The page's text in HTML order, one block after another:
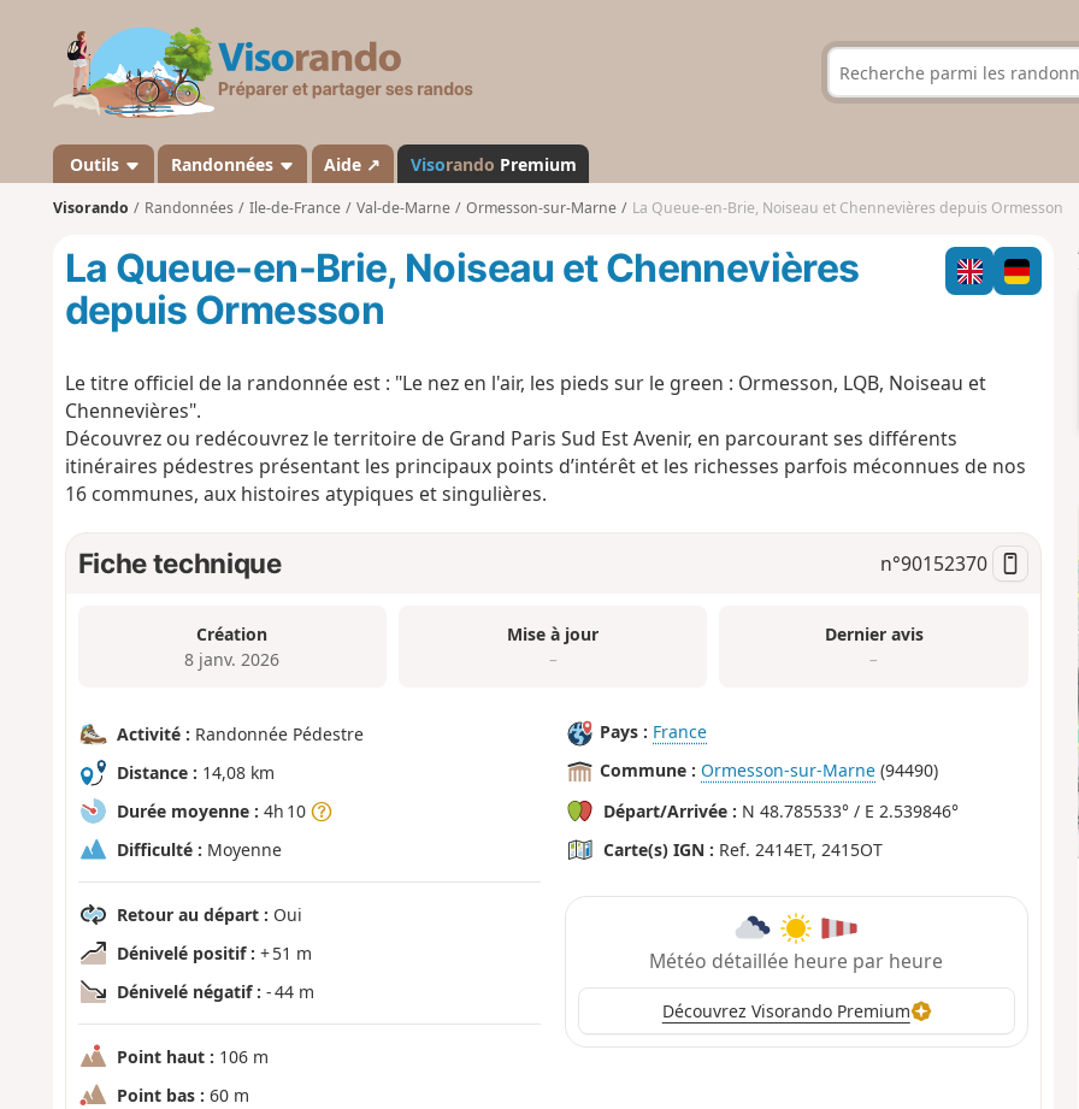
s
a
n
d
Outils Randonnées Aide ↗ Visorando Premium
Visorando Randonnées Ile-de-France Val-de-Marne Ormesson-sur-Marne La Queue-en-Brie, Noiseau et Chennevières depuis Ormesson
La Queue-en-Brie, Noiseau et Chennevières
depuis Ormesson
Le titre officiel de la randonnée est : "Le nez en l'air, les pieds sur le green : Ormesson, LQB, Noiseau et
Chennevières".
Découvrez ou redécouvrez le territoire de Grand Paris Sud Est Avenir, en parcourant ses différents
itinéraires pédestres présentant les principaux points d’intérêt et les richesses parfois méconnues de nos
16 communes, aux histoires atypiques et singulières.
Fiche technique n°90152370
Création
8 janv. 2026
Mise à jour
–
Dernier avis
–
Activité : Randonnée Pédestre
Distance : 14,08 km
Durée moyenne : 4h 10
Difficulté : Moyenne
Retour au départ : Oui
Dénivelé positif : + 51 m
Dénivelé négatif : - 44 m
Point haut : 106 m
Point bas : 60 m
Pays : France
Commune : Ormesson-sur-Marne (94490)
Départ/Arrivée : N 48.785533° / E 2.539846°
Carte(s) IGN : Ref. 2414ET, 2415OT
Météo détaillée heure par heure
Découvrez Visorando Premium